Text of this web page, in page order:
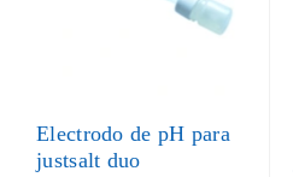
Electrodo de pH para
justsalt duo